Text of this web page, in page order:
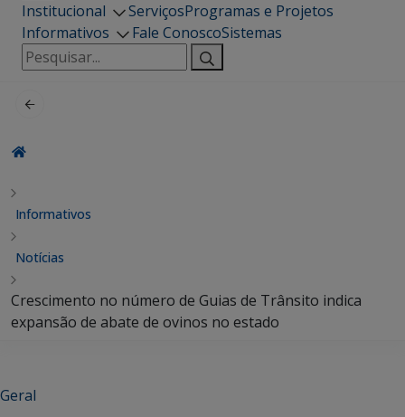
Institucional ServiçosProgramas e Projetos
Informativos
Fale ConoscoSistemas
Pesquisar
por:
Informativos
Notícias
Crescimento no número de Guias de Trânsito indica
expansão de abate de ovinos no estado
Geral